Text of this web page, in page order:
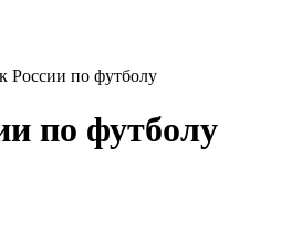
России по футболу
по футболу